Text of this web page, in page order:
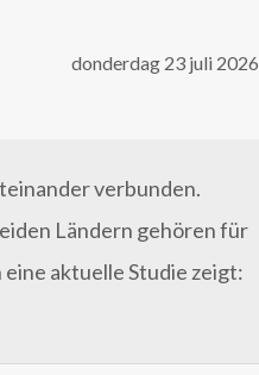
donderdag 23 juli 2026
verbunden.
Ländern gehören für
aktuelle Studie zeigt: